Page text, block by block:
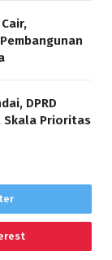
DPRD
Prioritas